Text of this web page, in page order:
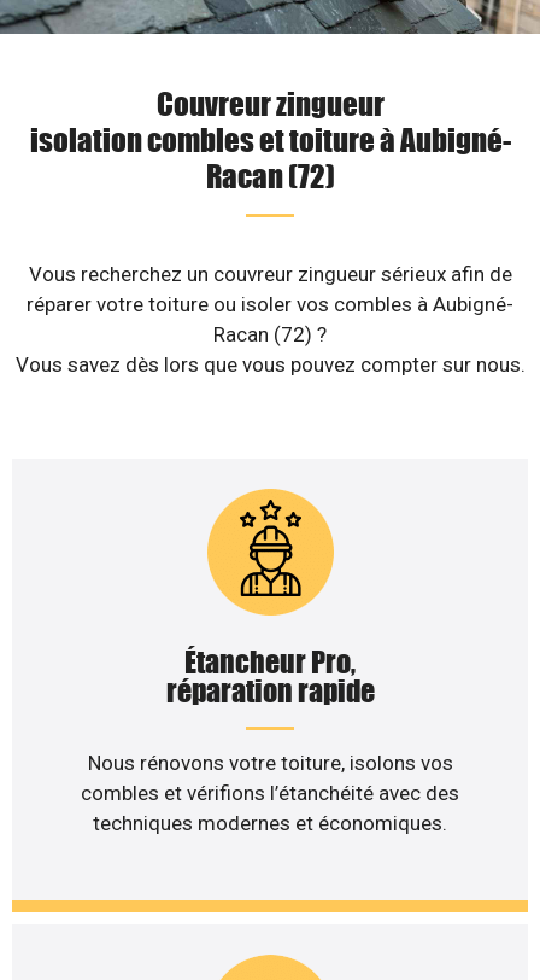
Couvreur zingueur
isolation combles et toiture à Aubigné-
Racan (72)
Vous recherchez un couvreur zingueur sérieux afin de
réparer votre toiture ou isoler vos combles à Aubigné-
Racan (72) ?
Vous savez dès lors que vous pouvez compter sur nous.
Étancheur Pro,
réparation rapide
Nous rénovons votre toiture, isolons vos
combles et vérifions l’étanchéité avec des
techniques modernes et économiques.